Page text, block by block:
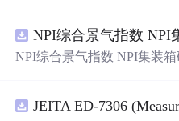
管理后台等。api文档管理并
成 CRUD前后端代码丰富组
大道至简思想，接口单层设
NPI综合景气指数 NPI集装